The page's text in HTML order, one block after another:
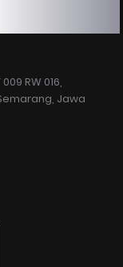
RW 016,
Jawa